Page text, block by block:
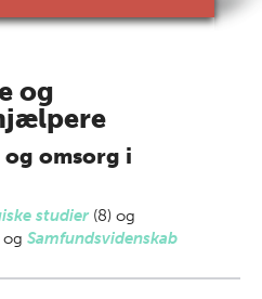
og
omsorg i
studier (8) og
og Samfundsvidenskab